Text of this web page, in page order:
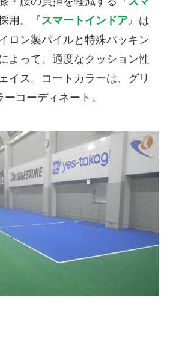
用。『 スマートインドア』は
ロン製パイルと特殊バッキン
よって、適度なクッション性
イス。コートカラーは、グリ
コーディネート。